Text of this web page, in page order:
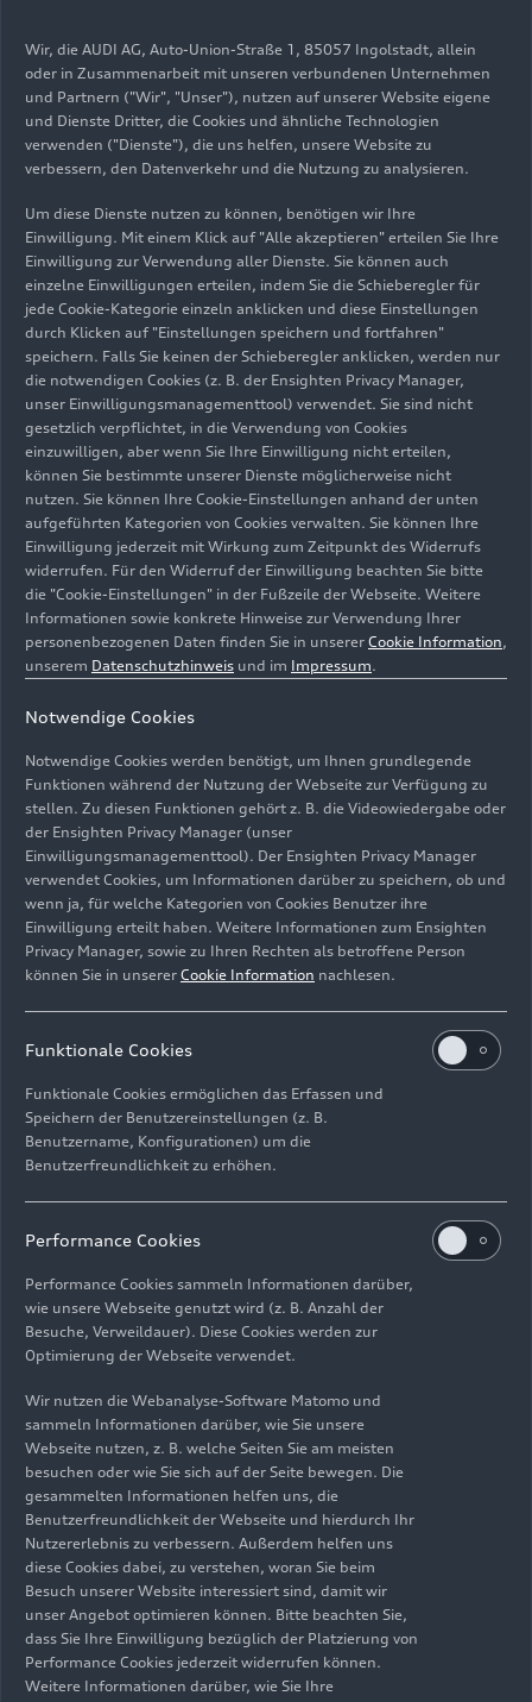
09.04.2025 Foto
Audi A6 Avant
09.04.2025 Foto
Audi A6 Avant
25.11.2025 Illustration
Updates für fünf
Audi Baureihen:
noch mehr
Emotionen,
Komfort und
Features
25.11.2025 Illustration
Updates für fünf
Audi Baureihen:
noch mehr
Emotionen,
Komfort und
Features
27.11.2025 Illustration
Audi A6 –
Antriebsstrang
mit 48-Volt-
MHEV-
Technologie
09.04.2025 Foto
Audi A6 Avant
09.04.2025 Foto
Vernetzte
Entwicklung: So
wird der Audi A6
Avant zum
erstklassigen
Reisebegleiter
09.04.2025
Audi A6 Avant
Wir, die AUDI AG, Auto-Union-Straße 1, 85057 Ingolstadt, allein
oder in Zusammenarbeit mit unseren verbundenen Unternehmen
und Partnern ("Wir", "Unser"), nutzen auf unserer Website eigene
und Dienste Dritter, die Cookies und ähnliche Technologien
verwenden ("Dienste"), die uns helfen, unsere Website zu
verbessern, den Datenverkehr und die Nutzung zu analysieren.
Um diese Dienste nutzen zu können, benötigen wir Ihre
Einwilligung. Mit einem Klick auf "Alle akzeptieren" erteilen Sie Ihre
Einwilligung zur Verwendung aller Dienste. Sie können auch
einzelne Einwilligungen erteilen, indem Sie die Schieberegler für
jede Cookie-Kategorie einzeln anklicken und diese Einstellungen
durch Klicken auf "Einstellungen speichern und fortfahren"
speichern. Falls Sie keinen der Schieberegler anklicken, werden nur
die notwendigen Cookies (z. B. der Ensighten Privacy Manager,
unser Einwilligungsmanagementtool) verwendet. Sie sind nicht
gesetzlich verpflichtet, in die Verwendung von Cookies
einzuwilligen, aber wenn Sie Ihre Einwilligung nicht erteilen,
können Sie bestimmte unserer Dienste möglicherweise nicht
nutzen. Sie können Ihre Cookie-Einstellungen anhand der unten
aufgeführten Kategorien von Cookies verwalten. Sie können Ihre
Einwilligung jederzeit mit Wirkung zum Zeitpunkt des Widerrufs
widerrufen. Für den Widerruf der Einwilligung beachten Sie bitte
die "Cookie-Einstellungen" in der Fußzeile der Webseite. Weitere
Informationen sowie konkrete Hinweise zur Verwendung Ihrer
personenbezogenen Daten finden Sie in unserer Cookie Information,
unserem Datenschutzhinweis und im Impressum.
Notwendige Cookies
Notwendige Cookies werden benötigt, um Ihnen grundlegende
Funktionen während der Nutzung der Webseite zur Verfügung zu
stellen. Zu diesen Funktionen gehört z. B. die Videowiedergabe oder
der Ensighten Privacy Manager (unser
Einwilligungsmanagementtool). Der Ensighten Privacy Manager
verwendet Cookies, um Informationen darüber zu speichern, ob und
wenn ja, für welche Kategorien von Cookies Benutzer ihre
Einwilligung erteilt haben. Weitere Informationen zum Ensighten
Privacy Manager, sowie zu Ihren Rechten als betroffene Person
können Sie in unserer Cookie Information nachlesen.
Funktionale Cookies
Funktionale Cookies ermöglichen das Erfassen und
Speichern der Benutzereinstellungen (z. B.
Benutzername, Konfigurationen) um die
Benutzerfreundlichkeit zu erhöhen.
Performance Cookies
Performance Cookies sammeln Informationen darüber,
wie unsere Webseite genutzt wird (z. B. Anzahl der
Besuche, Verweildauer). Diese Cookies werden zur
Optimierung der Webseite verwendet.
Wir nutzen die Webanalyse-Software Matomo und
sammeln Informationen darüber, wie Sie unsere
Webseite nutzen, z. B. welche Seiten Sie am meisten
besuchen oder wie Sie sich auf der Seite bewegen. Die
gesammelten Informationen helfen uns, die
Benutzerfreundlichkeit der Webseite und hierdurch Ihr
Nutzererlebnis zu verbessern. Außerdem helfen uns
diese Cookies dabei, zu verstehen, woran Sie beim
Besuch unserer Website interessiert sind, damit wir
unser Angebot optimieren können. Bitte beachten Sie,
dass Sie Ihre Einwilligung bezüglich der Platzierung von
Performance Cookies jederzeit widerrufen können.
Weitere Informationen darüber, wie Sie Ihre